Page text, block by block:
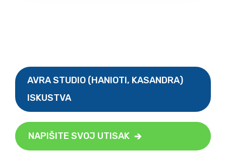
AVRA STUDIO (HANIOTI, KASANDRA)
ISKUSTVA
NAPIŠITE SVOJ UTISAK